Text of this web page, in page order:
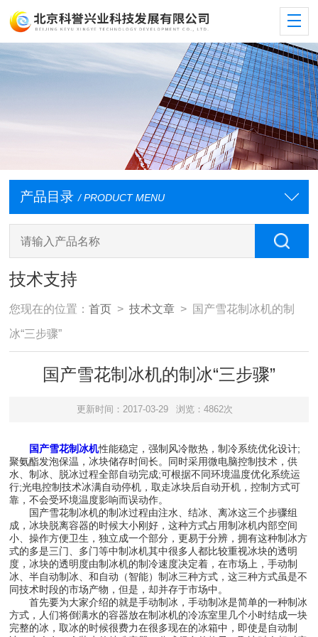
产品目录 / PRODUCT MENU
技术支持
您现在的位置：首页 >技术文章 > 国产雪花制冰机的制
冰“三步骤”
国产雪花制冰机的制冰“三步骤”
更新时间：2017-03-29 浏览：4862次
国产雪花制冰机性能稳定，强制风冷散热，制冷系统优化设计;
聚氨酯发泡保温，冰块储存时间长。同时采用微电脑控制技术，供
水、制冰、脱冰过程全部自动完成;可根据不同环境温度优化系统运
行;光电控制技术冰满自动停机，取走冰块后自动开机，控制方式可
靠，不会受环境温度影响而误动作。
国产雪花制冰机的制冰过程由注水、结冰、离冰这三个步骤组
成，冰块脱离容器的时候大小刚好，这种方式占用制冰机内部空间
小、操作方便卫生，独立成一个部分，更易于分辨，拥有这种制冰方
式的多是三门、多门等中制冰机其中很多人都比较重视冰块的透明
度，冰块的透明度由制冰机的制冷速度决定着，在市场上，手动制
冰、半自动制冰、和自动（智能）制冰三种方式，这三种方式虽是不
同技术时段的市场产物，但是，却并存于市场中。
首先要为大家介绍的就是手动制冰，手动制冰是简单的一种制冰
方式，人们将倒满水的容器放在制冰机的冷冻室里几个小时结成一块
完整的冰，取冰的时候很费力在很多现在的冰箱中，即使是自动制